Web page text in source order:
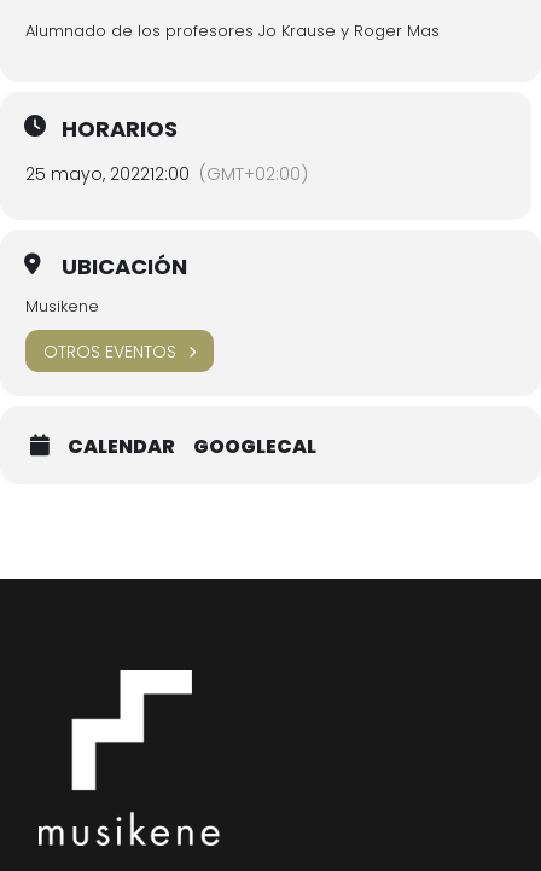
Alumnado de los profesores Jo Krause y Roger Mas
HORARIOS
25 mayo, 202212:00 (GMT+02:00)
UBICACIÓN
Musikene
OTROS EVENTOS
CALENDAR GOOGLECAL